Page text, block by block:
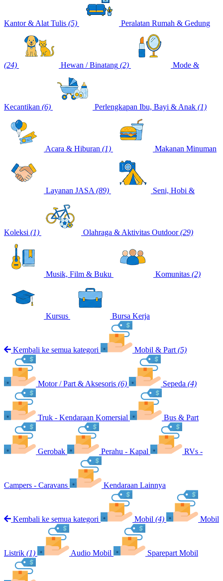
Kantor & Alat Tulis (5) Peralatan Rumah & Gedung
(24) Hewan / Binatang (2) Mode &
Kecantikan (6) Perlengkapan Ibu, Bayi & Anak (1)
Acara & Hiburan (1) Makanan Minuman
Layanan JASA (89) Seni, Hobi &
Koleksi (1) Olahraga & Aktivitas Outdoor (29)
Musik, Film & Buku Komunitas (2)
Kursus Bursa Kerja
Kembali ke semua kategori Mobil & Part (5)
Motor / Part & Aksesoris (6) Sepeda (4)
Truk - Kendaraan Komersial Bus & Part
Gerobak Perahu - Kapal RVs -
Campers - Caravans Kendaraan Lainnya
Kembali ke semua kategori Mobil (4) Mobil
Listrik (1) Audio Mobil Sparepart Mobil